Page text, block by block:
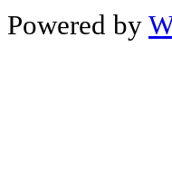
Powered by